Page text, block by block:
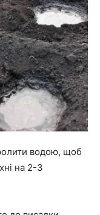
водою, щоб
на 2-3